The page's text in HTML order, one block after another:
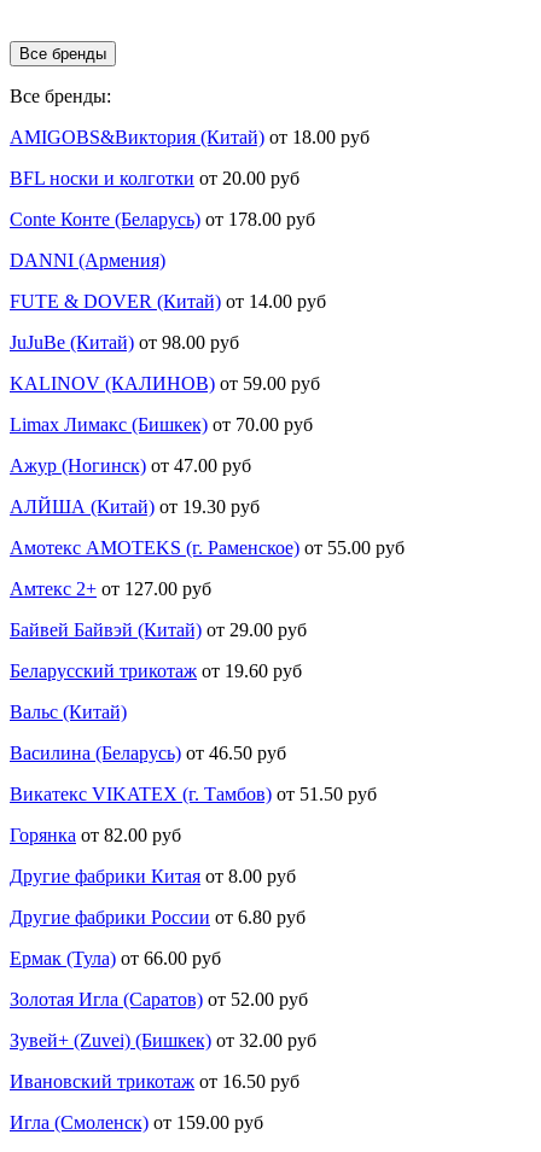
Все бренды
Все бренды:
AMIGOBS&Виктория (Китай) от 18.00 руб
BFL носки и колготки от 20.00 руб
Conte Конте (Беларусь) от 178.00 руб
DANNI (Армения)
FUTE & DOVER (Китай) от 14.00 руб
JuJuBe (Китай) от 98.00 руб
KALINOV (КАЛИНОВ) от 59.00 руб
Limax Лимакс (Бишкек) от 70.00 руб
Ажур (Ногинск) от 47.00 руб
АЛЙША (Китай) от 19.30 руб
Амотекс AMOTEKS (г. Раменское) от 55.00 руб
Амтекс 2+ от 127.00 руб
Байвей Байвэй (Китай) от 29.00 руб
Беларусский трикотаж от 19.60 руб
Вальс (Китай)
Василина (Беларусь) от 46.50 руб
Викатекс VIKATEX (г. Тамбов) от 51.50 руб
Горянка от 82.00 руб
Другие фабрики Китая от 8.00 руб
Другие фабрики России от 6.80 руб
Ермак (Тула) от 66.00 руб
Золотая Игла (Саратов) от 52.00 руб
Зувей+ (Zuvei) (Бишкек) от 32.00 руб
Ивановский трикотаж от 16.50 руб
Игла (Смоленск) от 159.00 руб